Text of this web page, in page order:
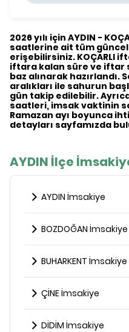
2026 yılı için AYDIN -
saatlerine ait tüm
erişebilirsiniz. KOÇARLI
iftara kalan süre ve iftar
baz alınarak hazırlandı.
aralıkları ile sahurun
gün takip edilebilir.
saatleri, imsak vaktinin
Ramazan ayı boyunca
detayları sayfamızda
AYDIN İlçe
AYDIN İmsakiye
BOZDOĞAN İmsakiye
BUHARKENT İmsakiye
ÇİNE İmsakiye
DİDİM İmsakiye